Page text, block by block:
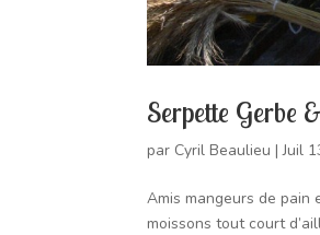
Serpette Gerbe
par Cyril Beaulieu |Juil
Amis mangeurs de pain
moissons tout court